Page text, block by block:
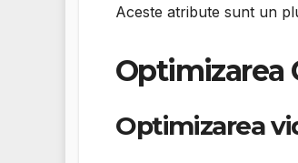
Aceste atribute sunt un
Optimizarea
Optimizarea